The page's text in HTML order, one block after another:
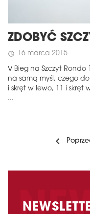
ZDOBYĆ
schedule 16 marca 2015
V Bieg na Szczyt
na samą myśl, czego
i skręt w lewo, 11 i skręt
...